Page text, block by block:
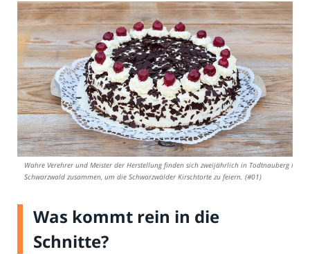
Wahre Verehrer und Meister der Herstellung finden sich zweijährlich in Todtnauberg im
Schwarzwald zusammen, um die Schwarzwälder Kirschtorte zu feiern. (#01)
Was kommt rein in die
Schnitte?